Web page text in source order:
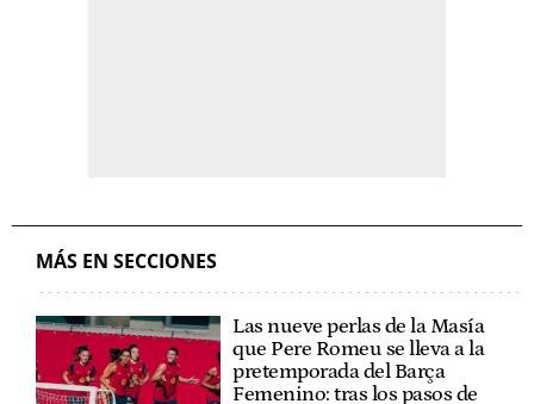
MÁS EN SECCIONES
Las nueve perlas de la Masía
que Pere Romeu se lleva a la
pretemporada del Barça
Femenino: tras los pasos de